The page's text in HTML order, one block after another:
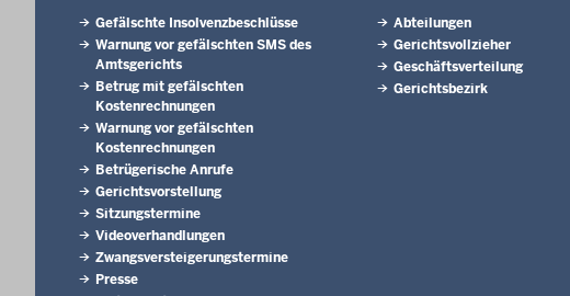
Gefälschte Insolvenzbeschlüsse
Warnung vor gefälschten SMS des
Amtsgerichts
Betrug mit gefälschten
Kostenrechnungen
Warnung vor gefälschten
Kostenrechnungen
Betrügerische Anrufe
Gerichtsvorstellung
Sitzungstermine
Videoverhandlungen
Zwangsversteigerungs­termine
Presse
Abteilungen
Gerichtsvollzieher
Geschäftsverteilung
Gerichtsbezirk